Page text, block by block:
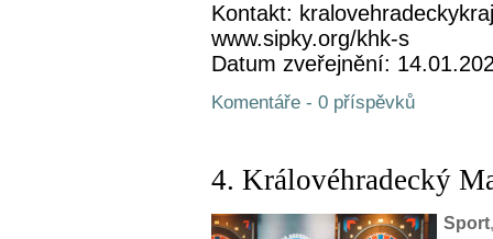
Kontakt:
www.sipky.org/khk-s
Datum zveřejnění:
Komentáře - 0 příspěvků
4. Královéhradecký
Sport